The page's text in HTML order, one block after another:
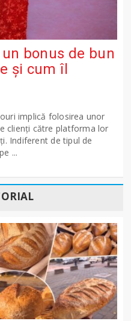
bonus de bun
și cum îl
implică folosirea unor
clienți către platforma lor
Indiferent de tipul de
...